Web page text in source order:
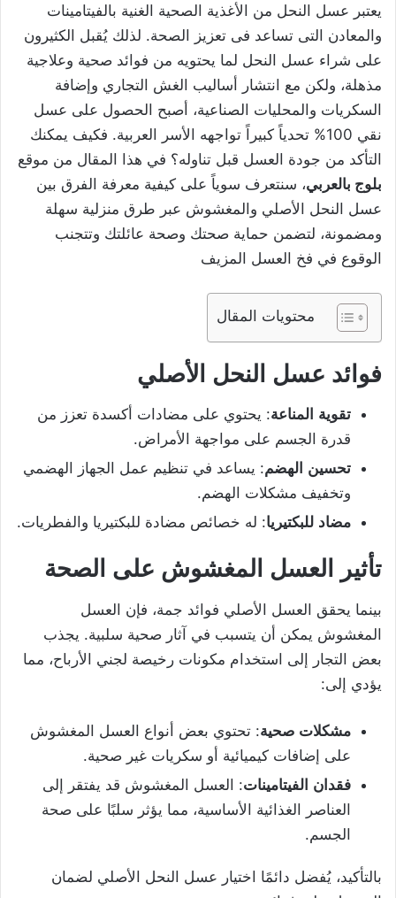
يعتبر عسل النحل من الأغذية الصحية الغنية بالفيتامينات
والمعادن التى تساعد فى تعزيز الصحة. لذلك يُقبل الكثيرون
على شراء عسل النحل لما يحتويه من فوائد صحية وعلاجية
مذهلة، ولكن مع انتشار أساليب الغش التجاري وإضافة
السكريات والمحليات الصناعية، أصبح الحصول على عسل
نقي 100% تحدياً كبيراً تواجهه الأسر العربية. فكيف يمكنك
التأكد من جودة العسل قبل تناوله؟ في هذا المقال من موقع
بلوج بالعربي، سنتعرف سوياً على كيفية معرفة الفرق بين
عسل النحل الأصلي والمغشوش عبر طرق منزلية سهلة
ومضمونة، لتضمن حماية صحتك وصحة عائلتك وتتجنب
الوقوع في فخ العسل المزيف
محتويات المقال
فوائد عسل النحل الأصلي
تقوية المناعة: يحتوي على مضادات أكسدة تعزز من
قدرة الجسم على مواجهة الأمراض.
تحسين الهضم: يساعد في تنظيم عمل الجهاز الهضمي
وتخفيف مشكلات الهضم.
مضاد للبكتيريا: له خصائص مضادة للبكتيريا والفطريات.
تأثير العسل المغشوش على الصحة
بينما يحقق العسل الأصلي فوائد جمة، فإن العسل
المغشوش يمكن أن يتسبب في آثار صحية سلبية. يجذب
بعض التجار إلى استخدام مكونات رخيصة لجني الأرباح، مما
يؤدي إلى:
مشكلات صحية: تحتوي بعض أنواع العسل المغشوش
على إضافات كيميائية أو سكريات غير صحية.
فقدان الفيتامينات: العسل المغشوش قد يفتقر إلى
العناصر الغذائية الأساسية، مما يؤثر سلبًا على صحة
الجسم.
بالتأكيد، يُفضل دائمًا اختيار عسل النحل الأصلي لضمان